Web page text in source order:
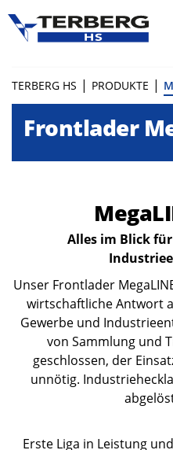
TERBERG HS | PRODUKTE |
Frontlader
Alles im Blick
Unser Frontlader
wirtschaftliche Antwort
Gewerbe und
von Sammlung und
geschlossen, der
unnötig.
Erste Liga in Leistung